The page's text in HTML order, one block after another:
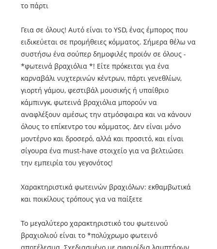
το πάρτι
Γεια σε όλους! Αυτό είναι το YSD, ένας έμπορος που
ειδικεύεται σε προμήθειες κόμματος. Σήμερα θέλω να
συστήσω ένα σούπερ δημοφιλές προϊόν σε όλους -
*φωτεινά βραχιόλια *! Είτε πρόκειται για ένα
καρναβάλι νυχτερινών κέντρων, πάρτι γενεθλίων,
γιορτή γάμου, φεστιβάλ μουσικής ή υπαίθριο
κάμπινγκ, φωτεινά βραχιόλια μπορούν να
αναφλέξουν αμέσως την ατμόσφαιρα και να κάνουν
όλους το επίκεντρο του κόμματος. Δεν είναι μόνο
μοντέρνο και δροσερό, αλλά και προσιτό, και είναι
σίγουρα ένα must-have στοιχείο για να βελτιώσει
την εμπειρία του γεγονότος!
Χαρακτηριστικά φωτεινών βραχιόλων: εκθαμβωτικά
και ποικίλους τρόπους για να παίξετε
Το μεγαλύτερο χαρακτηριστικό του φωτεινού
βραχιολιού είναι το *πολύχρωμο φωτεινό